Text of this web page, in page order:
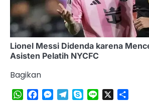
Lionel Messi Didenda karena
Asisten Pelatih NYCFC
Bagikan
WhatsApp
Facebook
Messenger
Telegram
SkypeLine